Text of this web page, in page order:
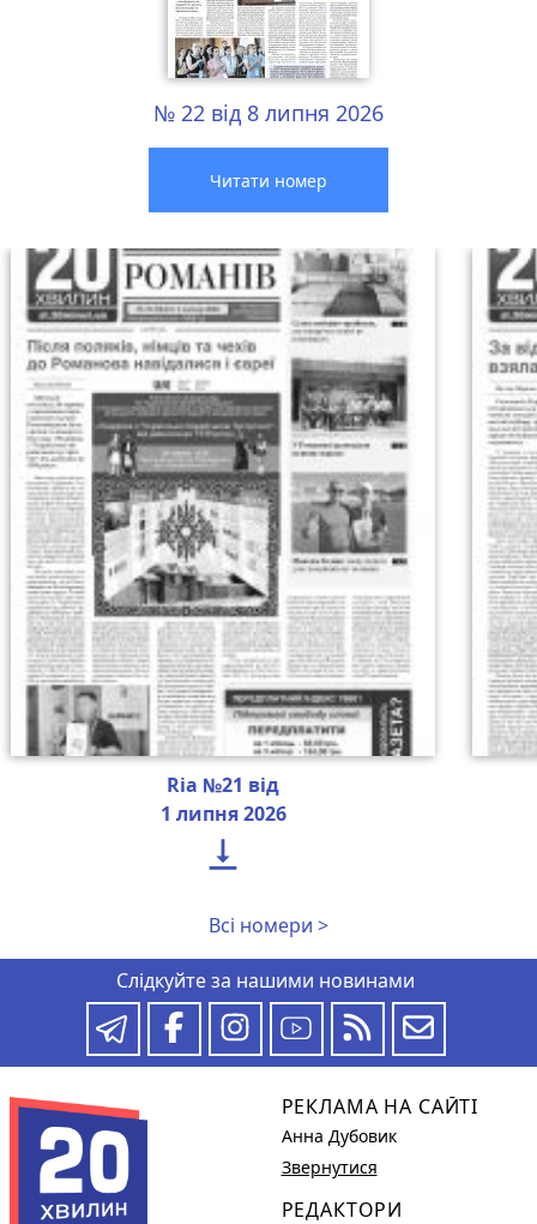
№ 22 від 8 липня 2026
Читати номер
Ria №21 від
1 липня 2026

Всі номери >
Слідкуйте за нашими новинами
РЕКЛАМА НА САЙТІ
Анна Дубовик
Звернутися
РЕДАКТОРИ